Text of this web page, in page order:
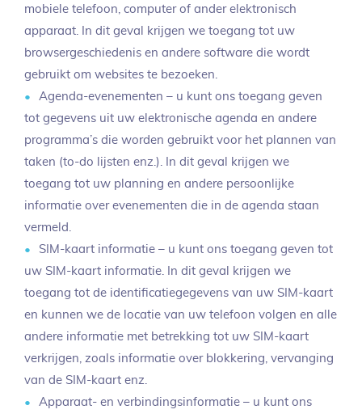
mobiele telefoon, computer of ander elektronisch
apparaat. In dit geval krijgen we toegang tot uw
browsergeschiedenis en andere software die wordt
gebruikt om websites te bezoeken.
Agenda-evenementen – u kunt ons toegang geven
tot gegevens uit uw elektronische agenda en andere
programma’s die worden gebruikt voor het plannen van
taken (to-do lijsten enz.). In dit geval krijgen we
toegang tot uw planning en andere persoonlijke
informatie over evenementen die in de agenda staan
vermeld.
SIM-kaart informatie – u kunt ons toegang geven tot
uw SIM-kaart informatie. In dit geval krijgen we
toegang tot de identificatiegegevens van uw SIM-kaart
en kunnen we de locatie van uw telefoon volgen en alle
andere informatie met betrekking tot uw SIM-kaart
verkrijgen, zoals informatie over blokkering, vervanging
van de SIM-kaart enz.
Apparaat- en verbindingsinformatie – u kunt ons